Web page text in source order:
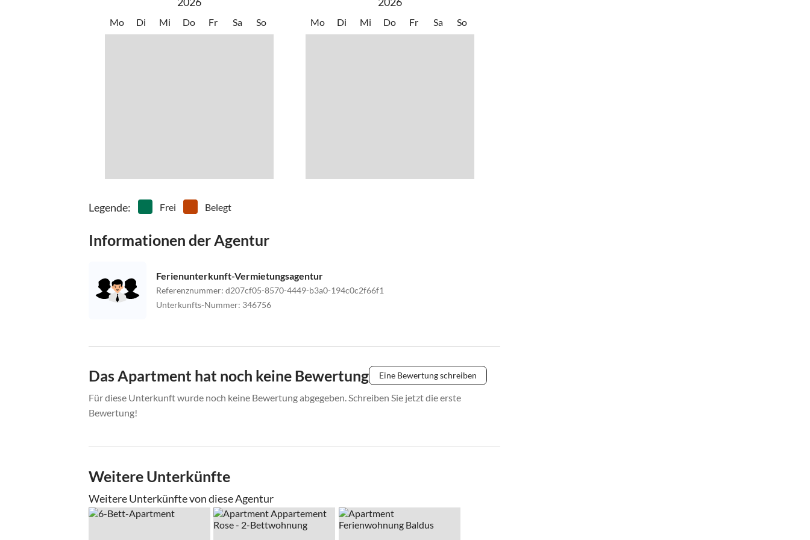
Mo Di Mi Do Fr Sa So Mo Di Mi Do Fr Sa So
Legende: Frei Belegt
Informationen der Agentur
Ferienunterkunft-Vermietungsagentur
Referenznummer: d207cf05-8570-4449-b3a0-194c0c2f66f1
Unterkunfts-Nummer: 346756
Das Apartment hat noch keine Bewertung Eine Bewertung schreiben
Für diese Unterkunft wurde noch keine Bewertung abgegeben. Schreiben Sie jetzt die erste
Bewertung!
Weitere Unterkünfte
Weitere Unterkünfte von diese Agentur